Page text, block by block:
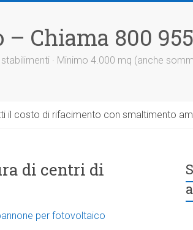
Chiama 800
· Minimo 4.000 mq (anche
il costo di rifacimento con smaltimento
di centri di
per fotovoltaico